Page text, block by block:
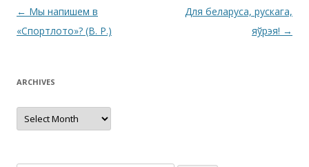
Post
navigation
← Мы напишем в
«Спортлото»? (В. Р.)
Для беларуса, рускага,
яўрэя! →
ARCHIVES
Archives